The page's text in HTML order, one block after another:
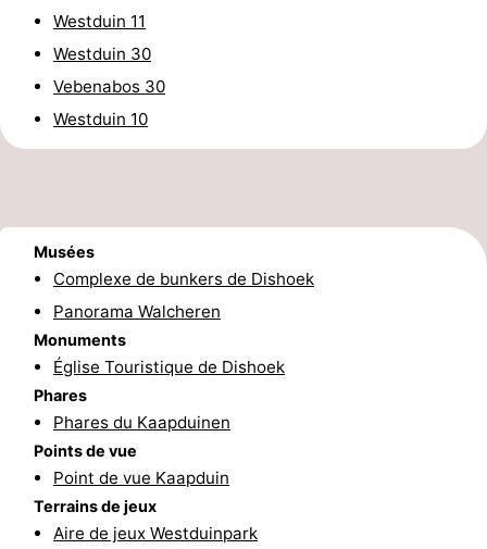
Faire
vélo
Randonnée
Équitation
de
golf
Peche
Sportive
-
Equitation
Conduite
l'anneau
Boire
manger
Événements
Pratiques
Forum
Route
Westduin 11
Westduin 30
Vebenabos 30
Westduin 10
Musées
Complexe de bunkers de Dishoek
Panorama Walcheren
Monuments
Église Touristique de Dishoek
Phares
Phares du Kaapduinen
Points de vue
Point de vue Kaapduin
Terrains de jeux
Aire de jeux Westduinpark